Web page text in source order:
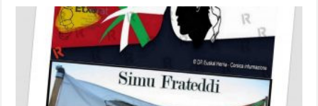
2
et
avril
comparaîtront
devant
le
tribunal
correctionnel